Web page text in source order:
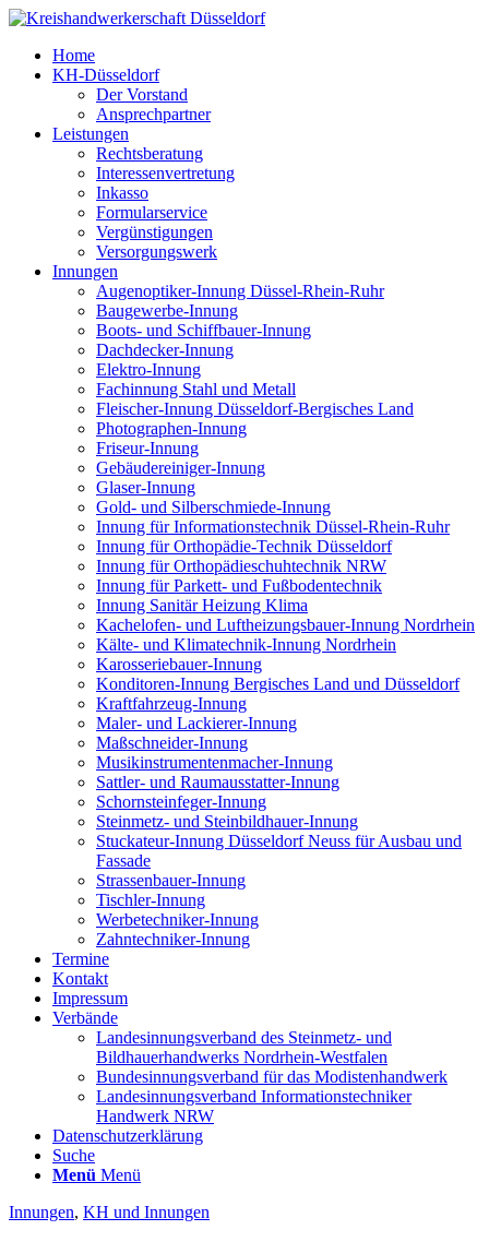
Home
KH-Düsseldorf
Der Vorstand
Ansprechpartner
Leistungen
Rechtsberatung
Interessenvertretung
Inkasso
Formularservice
Vergünstigungen
Versorgungswerk
Innungen
Augenoptiker-Innung Düssel-Rhein-Ruhr
Baugewerbe-Innung
Boots- und Schiffbauer-Innung
Dachdecker-Innung
Elektro-Innung
Fachinnung Stahl und Metall
Fleischer-Innung Düsseldorf-Bergisches Land
Photographen-Innung
Friseur-Innung
Gebäudereiniger-Innung
Glaser-Innung
Gold- und Silberschmiede-Innung
Innung für Informationstechnik Düssel-Rhein-Ruhr
Innung für Orthopädie-Technik Düsseldorf
Innung für Orthopädieschuhtechnik NRW
Innung für Parkett- und Fußbodentechnik
Innung Sanitär Heizung Klima
Kachelofen- und Luftheizungsbauer-Innung Nordrhein
Kälte- und Klimatechnik-Innung Nordrhein
Karosseriebauer-Innung
Konditoren-Innung Bergisches Land und Düsseldorf
Kraftfahrzeug-Innung
Maler- und Lackierer-Innung
Maßschneider-Innung
Musikinstrumentenmacher-Innung
Sattler- und Raumausstatter-Innung
Schornsteinfeger-Innung
Steinmetz- und Steinbildhauer-Innung
Stuckateur-Innung Düsseldorf Neuss für Ausbau und
Fassade
Strassenbauer-Innung
Tischler-Innung
Werbetechniker-Innung
Zahntechniker-Innung
Termine
Kontakt
Impressum
Verbände
Landesinnungsverband des Steinmetz- und
Bildhauerhandwerks Nordrhein-Westfalen
Bundesinnungsverband für das Modistenhandwerk
Landesinnungsverband Informationstechniker
Handwerk NRW
Datenschutzerklärung
Suche
Menü Menü
Innungen, KH und Innungen